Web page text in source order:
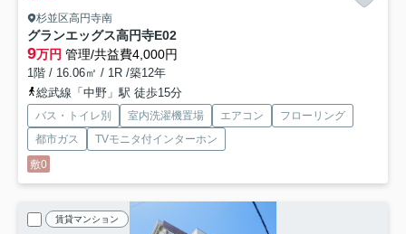
杉並区高円寺南
グランエッグス高円寺E02
9万円 管理/共益費4,000円
1階 / 16.06㎡ / 1R /築12年
総武線「中野」駅 徒歩15分
バス・トイレ別 室内洗濯機置場 エアコン
フローリング
都市ガス
TVモニタ付インターホン
敷0
賃貸マンション